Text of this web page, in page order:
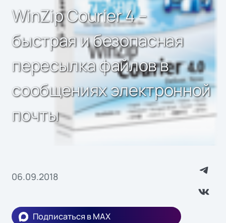
WinZip Courier 4 –
быстрая и безопасная
пересылка файлов в
сообщениях электронной
почты
06.09.2018
Подписаться в MAX